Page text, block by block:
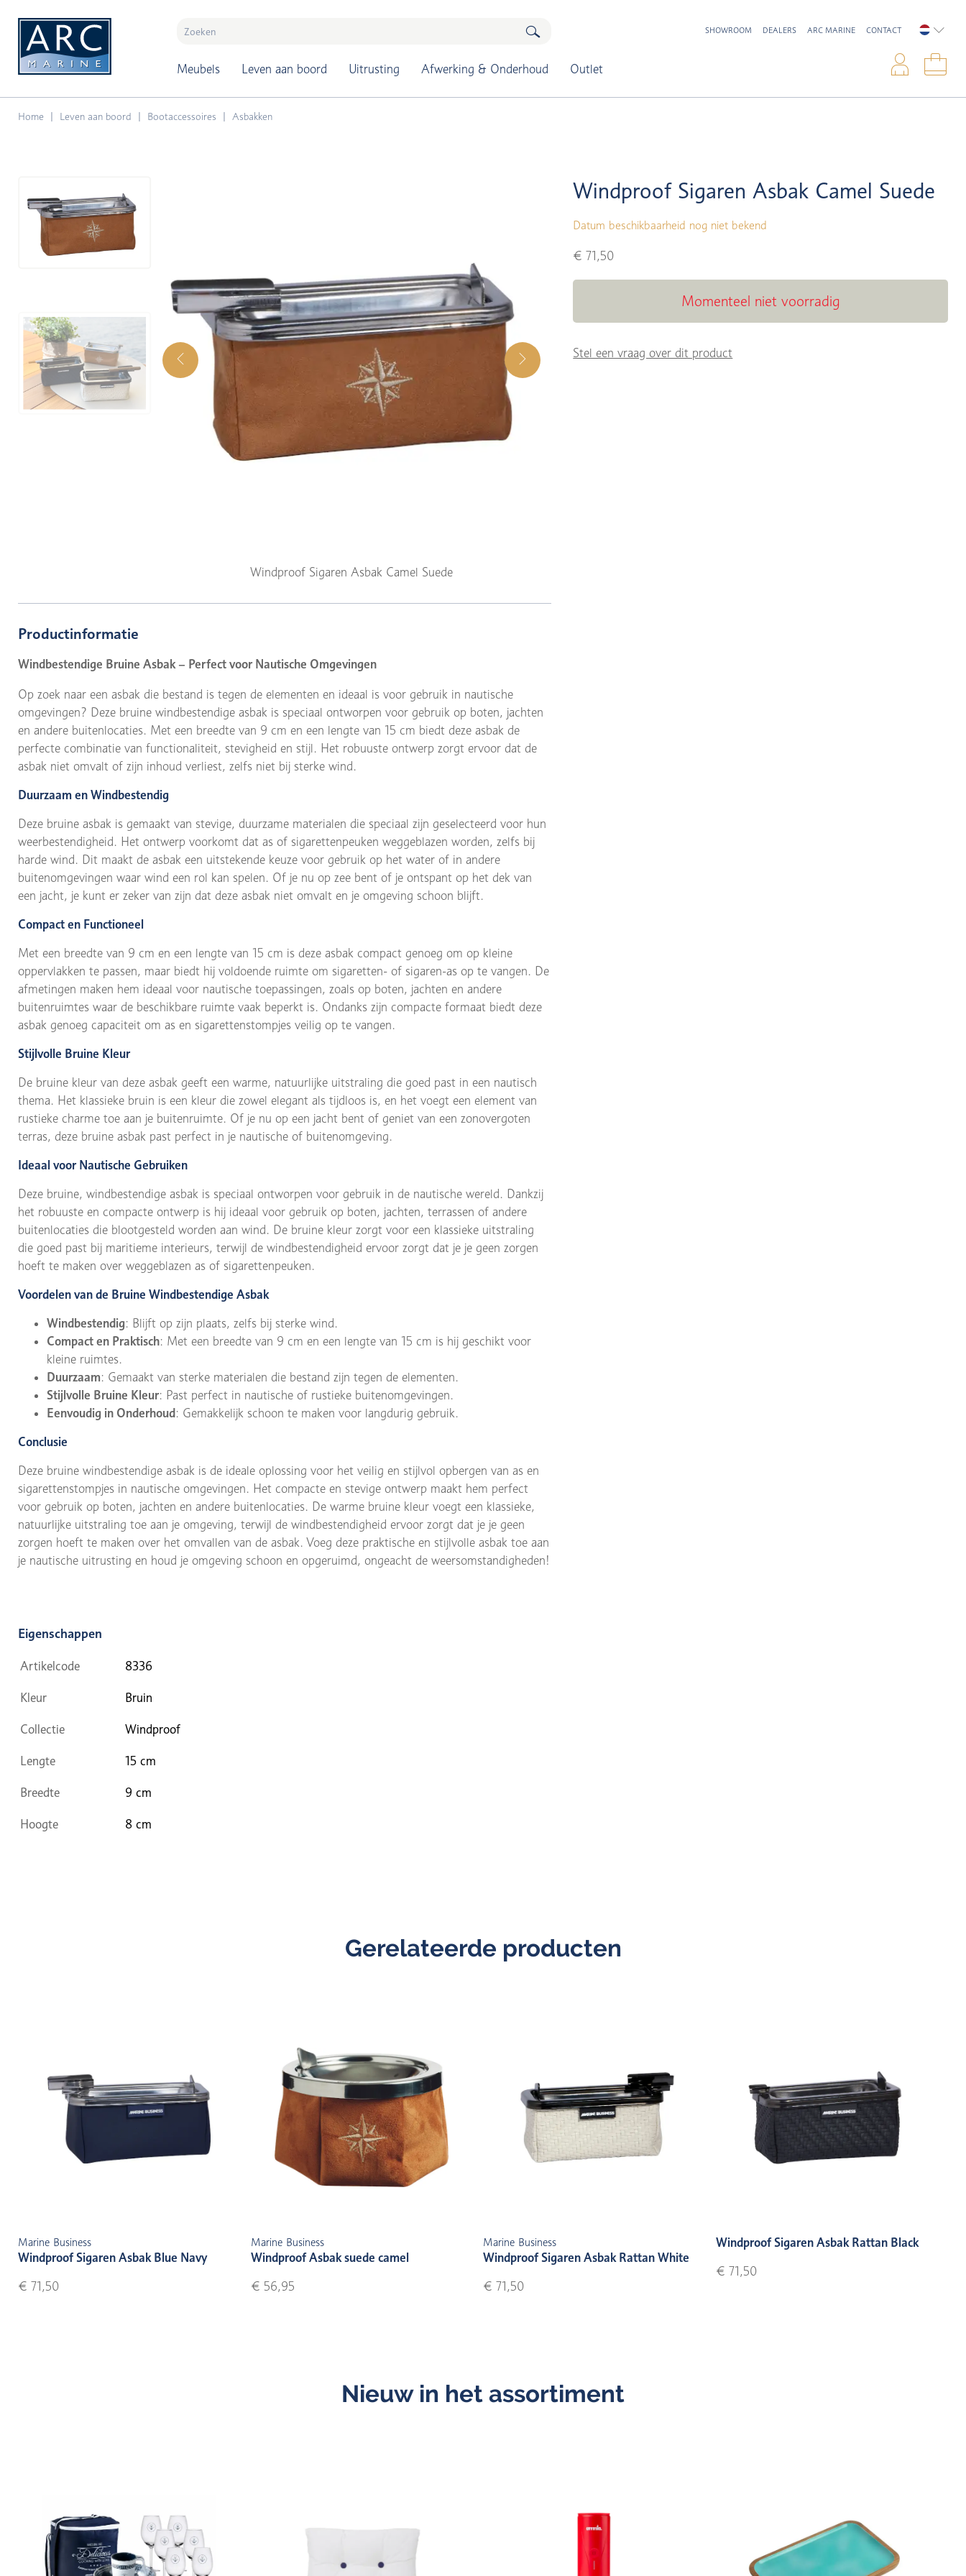
Meubels Leven aan boord Uitrusting Afwerking & Onderhoud Outlet
SHOWROOM DEALERS ARC MARINE CONTACT
Home Leven aan boord Bootaccessoires Asbakken
Windproof Sigaren Asbak Camel Suede
Windproof Sigaren Asbak Camel Suede
Datum beschikbaarheid nog niet bekend
€ 71,50
Momenteel niet voorradig
Stel een vraag over dit product
Productinformatie
Windbestendige Bruine Asbak – Perfect voor Nautische Omgevingen
Op zoek naar een asbak die bestand is tegen de elementen en ideaal is voor gebruik in nautische
omgevingen? Deze bruine windbestendige asbak is speciaal ontworpen voor gebruik op boten, jachten
en andere buitenlocaties. Met een breedte van 9 cm en een lengte van 15 cm biedt deze asbak de
perfecte combinatie van functionaliteit, stevigheid en stijl. Het robuuste ontwerp zorgt ervoor dat de
asbak niet omvalt of zijn inhoud verliest, zelfs niet bij sterke wind.
Duurzaam en Windbestendig
Deze bruine asbak is gemaakt van stevige, duurzame materialen die speciaal zijn geselecteerd voor hun
weerbestendigheid. Het ontwerp voorkomt dat as of sigarettenpeuken weggeblazen worden, zelfs bij
harde wind. Dit maakt de asbak een uitstekende keuze voor gebruik op het water of in andere
buitenomgevingen waar wind een rol kan spelen. Of je nu op zee bent of je ontspant op het dek van
een jacht, je kunt er zeker van zijn dat deze asbak niet omvalt en je omgeving schoon blijft.
Compact en Functioneel
Met een breedte van 9 cm en een lengte van 15 cm is deze asbak compact genoeg om op kleine
oppervlakken te passen, maar biedt hij voldoende ruimte om sigaretten- of sigaren-as op te vangen. De
afmetingen maken hem ideaal voor nautische toepassingen, zoals op boten, jachten en andere
buitenruimtes waar de beschikbare ruimte vaak beperkt is. Ondanks zijn compacte formaat biedt deze
asbak genoeg capaciteit om as en sigarettenstompjes veilig op te vangen.
Stijlvolle Bruine Kleur
De bruine kleur van deze asbak geeft een warme, natuurlijke uitstraling die goed past in een nautisch
thema. Het klassieke bruin is een kleur die zowel elegant als tijdloos is, en het voegt een element van
rustieke charme toe aan je buitenruimte. Of je nu op een jacht bent of geniet van een zonovergoten
terras, deze bruine asbak past perfect in je nautische of buitenomgeving.
Ideaal voor Nautische Gebruiken
Deze bruine, windbestendige asbak is speciaal ontworpen voor gebruik in de nautische wereld. Dankzij
het robuuste en compacte ontwerp is hij ideaal voor gebruik op boten, jachten, terrassen of andere
buitenlocaties die blootgesteld worden aan wind. De bruine kleur zorgt voor een klassieke uitstraling
die goed past bij maritieme interieurs, terwijl de windbestendigheid ervoor zorgt dat je je geen zorgen
hoeft te maken over weggeblazen as of sigarettenpeuken.
Voordelen van de Bruine Windbestendige Asbak
Windbestendig: Blijft op zijn plaats, zelfs bij sterke wind.
Compact en Praktisch: Met een breedte van 9 cm en een lengte van 15 cm is hij geschikt voor
kleine ruimtes.
Duurzaam: Gemaakt van sterke materialen die bestand zijn tegen de elementen.
Stijlvolle Bruine Kleur: Past perfect in nautische of rustieke buitenomgevingen.
Eenvoudig in Onderhoud: Gemakkelijk schoon te maken voor langdurig gebruik.
Conclusie
Deze bruine windbestendige asbak is de ideale oplossing voor het veilig en stijlvol opbergen van as en
sigarettenstompjes in nautische omgevingen. Het compacte en stevige ontwerp maakt hem perfect
voor gebruik op boten, jachten en andere buitenlocaties. De warme bruine kleur voegt een klassieke,
natuurlijke uitstraling toe aan je omgeving, terwijl de windbestendigheid ervoor zorgt dat je je geen
zorgen hoeft te maken over het omvallen van de asbak. Voeg deze praktische en stijlvolle asbak toe aan
je nautische uitrusting en houd je omgeving schoon en opgeruimd, ongeacht de weersomstandigheden!
Eigenschappen
Artikelcode 8336
Kleur Bruin
Collectie Windproof
Lengte 15 cm
Breedte 9 cm
Hoogte 8 cm
Gerelateerde producten
Marine Business
Windproof Sigaren Asbak Blue Navy
€ 71,50
Marine Business
Windproof Asbak suede camel
€ 56,95
Marine Business
Windproof Sigaren Asbak Rattan White
€ 71,50
Windproof Sigaren Asbak Rattan Black
€ 71,50
Nieuw in het assortiment